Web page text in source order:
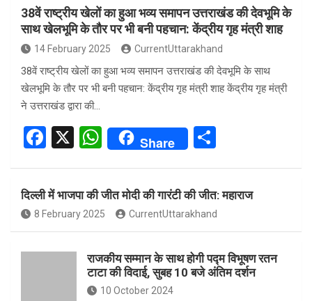
38वें राष्ट्रीय खेलों का हुआ भव्य समापन उत्तराखंड की देवभूमि के
साथ खेलभूमि के तौर पर भी बनी पहचान: केंद्रीय गृह मंत्री शाह
14 February 2025 CurrentUttarakhand
38वें राष्ट्रीय खेलों का हुआ भव्य समापन उत्तराखंड की देवभूमि के साथ
खेलभूमि के तौर पर भी बनी पहचान: केंद्रीय गृह मंत्री शाह केंद्रीय गृह मंत्री
ने उत्तराखंड द्वारा की…
F
ce
b
o
o
X
W
at
s
A
p
p
Share
e
दिल्ली में भाजपा की जीत मोदी की गारंटी की जीत: महाराज
8 February 2025 CurrentUttarakhand
राजकीय सम्मान के साथ होगी पद्म विभूषण रतन
टाटा की विदाई, सुबह 10 बजे अंतिम दर्शन
10 October 2024